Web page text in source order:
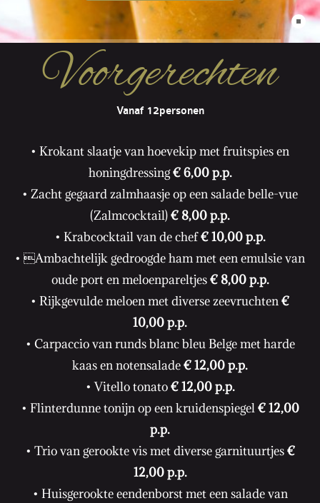
Voorgerechten
Vanaf 12personen
• Krokant slaatje van hoevekip met fruitspies en
honingdressing€ 6,00 p.p.
• Zacht gegaard zalmhaasje op een salade belle-vue
(Zalmcocktail)€ 8,00 p.p.
• Krabcocktail van de chef€ 10,00 p.p.
• Ambachtelijk gedroogde ham met een emulsie van
oude port en meloenpareltjes€ 8,00 p.p.
• Rijkgevulde meloen met diverse zeevruchten€
10,00 p.p.
• Carpaccio van runds blanc bleu Belge met harde
kaas en notensalade€ 12,00 p.p.
• Vitello tonato€ 12,00 p.p.
• Flinterdunne tonijn op een kruidenspiegel€ 12,00
p.p.
• Trio van gerookte vis met diverse garnituurtjes€
12,00 p.p.
• Huisgerookte eendenborst met een salade van